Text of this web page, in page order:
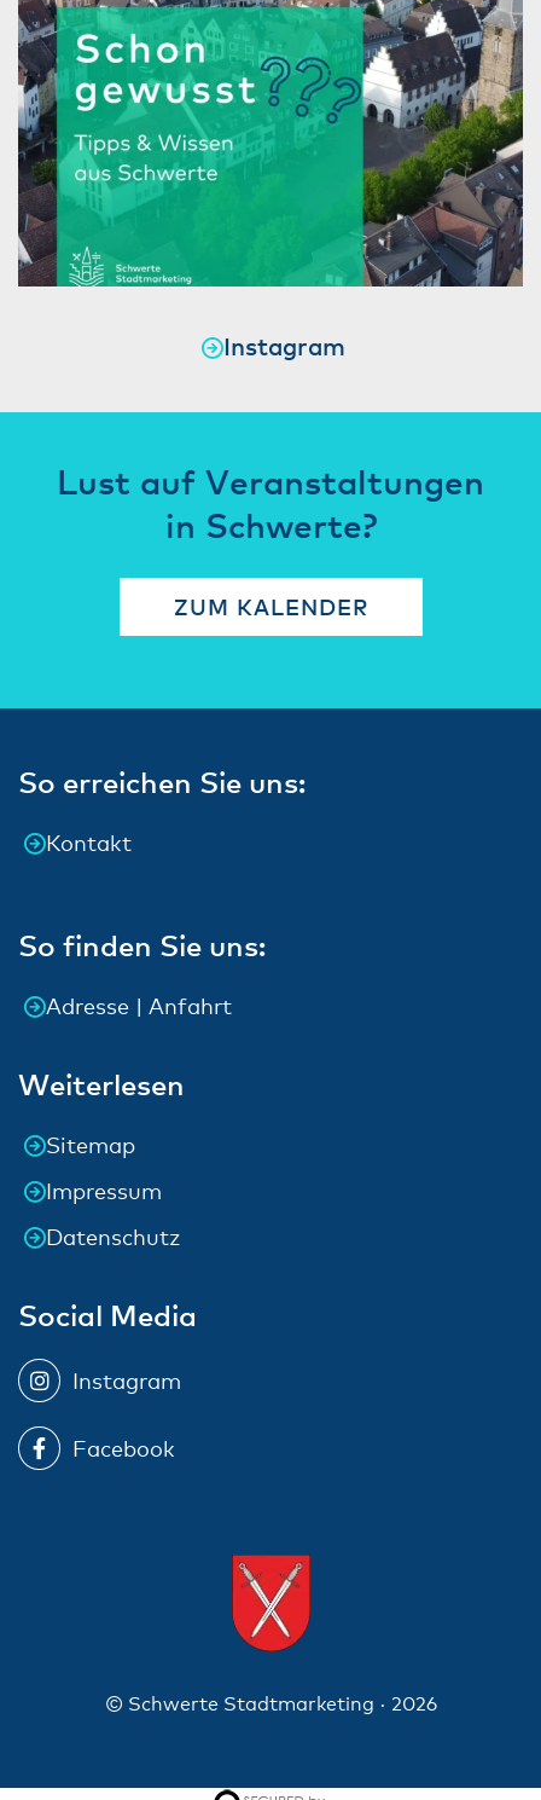
Instagram
Lust auf Veranstaltungen
in Schwerte?
ZUM KALENDER
So erreichen Sie uns:
Kontakt
So finden Sie uns:
Adresse | Anfahrt
Weiterlesen
Sitemap
Impressum
Datenschutz
Social Media
Instagram
Facebook
© Schwerte Stadtmarketing · 2026